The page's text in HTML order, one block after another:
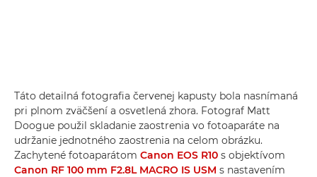
Táto detailná fotografia červenej kapusty bola nasnímaná
pri plnom zväčšení a osvetlená zhora. Fotograf Matt
Doogue použil skladanie zaostrenia vo fotoaparáte na
udržanie jednotného zaostrenia na celom obrázku.
Zachytené fotoaparátom Canon EOS R10 s objektívom
Canon RF 100 mm F2.8L MACRO IS USM s nastavením